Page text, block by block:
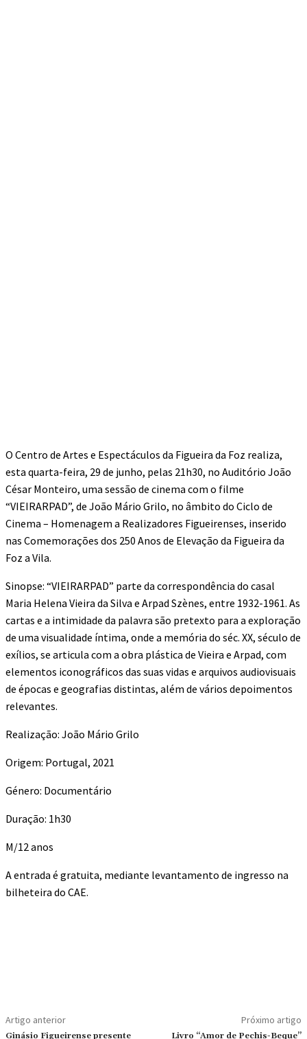
O Centro de Artes e Espectáculos da Figueira da Foz realiza,
esta quarta-feira, 29 de junho, pelas 21h30, no Auditório João
César Monteiro, uma sessão de cinema com o filme
“VIEIRARPAD”, de João Mário Grilo, no âmbito do Ciclo de
Cinema – Homenagem a Realizadores Figueirenses, inserido
nas Comemorações dos 250 Anos de Elevação da Figueira da
Foz a Vila.
Sinopse: “VIEIRARPAD” parte da correspondência do casal
Maria Helena Vieira da Silva e Arpad Szènes, entre 1932-1961. As
cartas e a intimidade da palavra são pretexto para a exploração
de uma visualidade íntima, onde a memória do séc. XX, século de
exílios, se articula com a obra plástica de Vieira e Arpad, com
elementos iconográficos das suas vidas e arquivos audiovisuais
de épocas e geografias distintas, além de vários depoimentos
relevantes.
Realização: João Mário Grilo
Origem: Portugal, 2021
Género: Documentário
Duração: 1h30
M/12 anos
A entrada é gratuita, mediante levantamento de ingresso na
bilheteira do CAE.
Artigo anterior
Ginásio Figueirense presente
Próximo artigo
Livro “Amor de Pechis-Beque”